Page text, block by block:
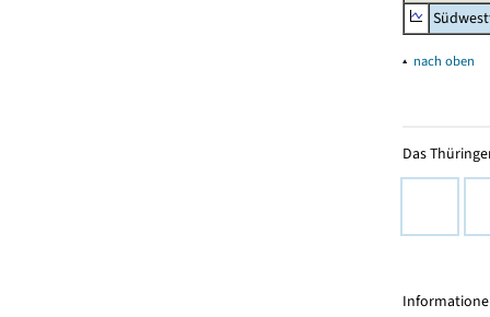
▴ nach oben
Das